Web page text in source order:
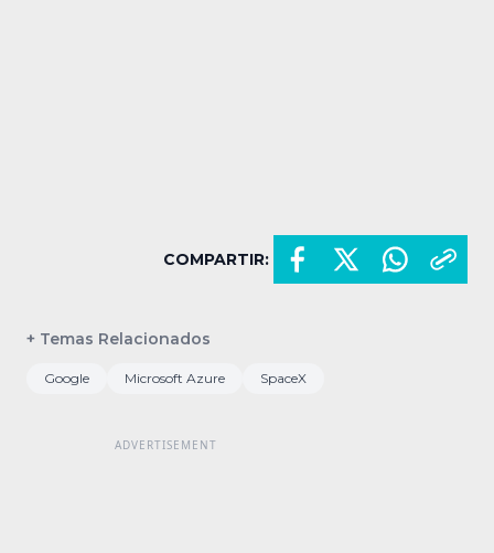
COMPARTIR:
+ Temas Relacionados
Google Microsoft Azure SpaceX